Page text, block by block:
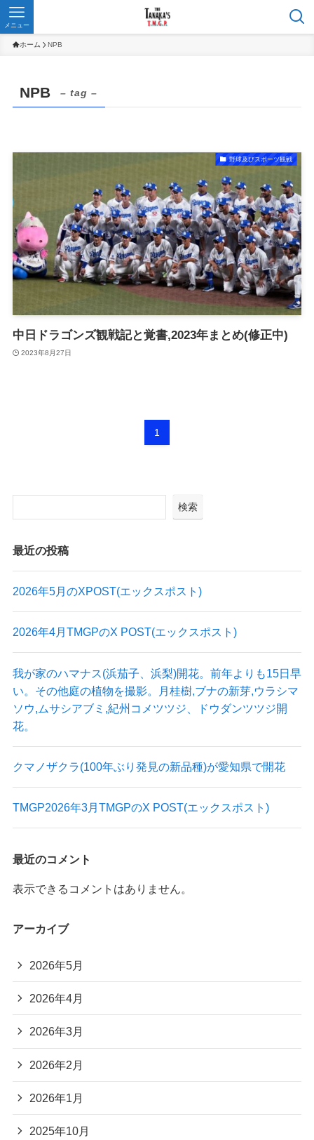
メニュー
ホーム NPB
NPB – tag –
野球及びスポーツ観戦
中日ドラゴンズ観戦記と覚書,2023年まとめ(修正中)
2023年8月27日
1
検索
最近の投稿
2026年5月のXPOST(エックスポスト)
2026年4月TMGPのX POST(エックスポスト)
我が家のハマナス(浜茄子、浜梨)開花。前年よりも15日早
い。その他庭の植物を撮影。月桂樹,ブナの新芽,ウラシマ
ソウ,ムサシアブミ,紀州コメツツジ、ドウダンツツジ開
花。
クマノザクラ(100年ぶり発見の新品種)が愛知県で開花
TMGP2026年3月TMGPのX POST(エックスポスト)
最近のコメント
表示できるコメントはありません。
アーカイブ
2026年5月
2026年4月
2026年3月
2026年2月
2026年1月
2025年10月